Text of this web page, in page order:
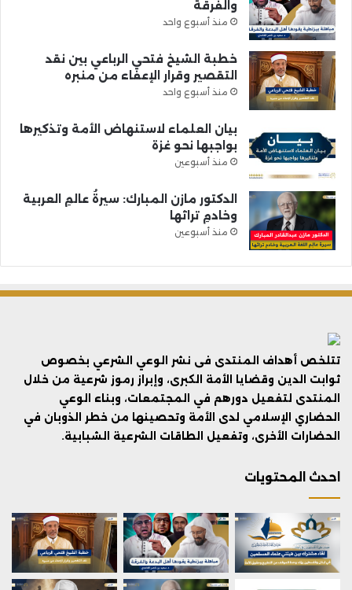
والفرقة
منذ أسبوع واحد
خطبة الشيخ فتحي الرباعي بين نقد
التقصير وقرار الإعفاء من منبره
منذ أسبوع واحد
بيان العلماء لاستنهاض الأمة وتذكيرها
بواجبها نحو غزة
منذ أسبوعين
الدكتور مازن المبارك: سيرةُ عالمِ العربية
وخادمِ تراثها
منذ أسبوعين
تتلخص أهداف المنتدى فى نشر الوعي الشرعي بخصوص
ثوابت الدين وقضايا الأمة الكبرى، وإبراز رموز شرعية من خلال
المنتدى لتفعيل دورهم في المجتمعات، وبناء الوعي
الحضاري الإسلامي لدى الأمة وتحصينها من خطر الذوبان في
الحضارات الأخرى، وتفعيل الطاقات الشرعية الشبابية.
احدث المحتويات